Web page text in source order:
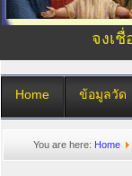
จงเ
Home ข้อมูลวัด
You are here: Home